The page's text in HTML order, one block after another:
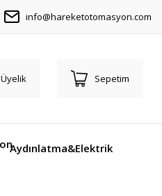
info@hareketotomasyon.com
Üyelik Sepetim
Aydınlatma&Elektrik